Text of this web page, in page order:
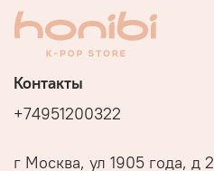
Контакты
+74951200322
г Москва, ул 1905 года, д 2